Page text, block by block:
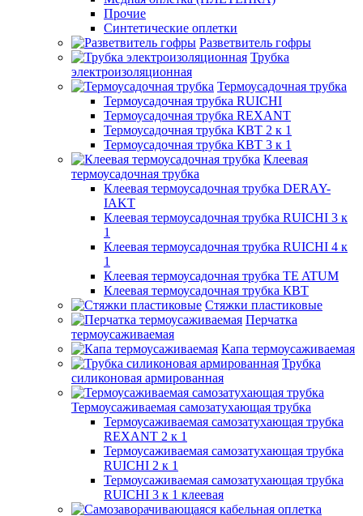
Прочие
Синтетические оплетки
Разветвитель гофры
Трубка
электроизоляционная
Термоусадочная трубка
Термоусадочная трубка RUICHI
Термоусадочная трубка REXANT
Термоусадочная трубка КВТ 2 к 1
Термоусадочная трубка КВТ 3 к 1
Клеевая
термоусадочная трубка
Клеевая термоусадочная трубка DERAY-
IAKT
Клеевая термоусадочная трубка RUICHI 3 к
1
Клеевая термоусадочная трубка RUICHI 4 к
1
Клеевая термоусадочная трубка TE ATUM
Клеевая термоусадочная трубка КВТ
Стяжки пластиковые
Перчатка
термоусаживаемая
Капа термоусаживаемая
Трубка
силиконовая армированная
Термоусаживаемая самозатухающая трубка
Термоусаживаемая самозатухающая трубка
REXANT 2 к 1
Термоусаживаемая самозатухающая трубка
RUICHI 2 к 1
Термоусаживаемая самозатухающая трубка
RUICHI 3 к 1 клеевая